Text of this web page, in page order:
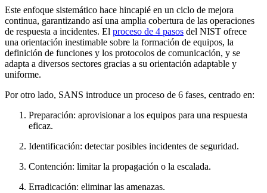
Este enfoque sistemático hace hincapié en un ciclo de mejora
continua, garantizando así una amplia cobertura de las operaciones
de respuesta a incidentes. El proceso de 4 pasos del NIST ofrece
una orientación inestimable sobre la formación de equipos, la
definición de funciones y los protocolos de comunicación, y se
adapta a diversos sectores gracias a su orientación adaptable y
uniforme.
Por otro lado, SANS introduce un proceso de 6 fases, centrado en:
Preparación: aprovisionar a los equipos para una respuesta
eficaz.
Identificación: detectar posibles incidentes de seguridad.
Contención: limitar la propagación o la escalada.
Erradicación: eliminar las amenazas.